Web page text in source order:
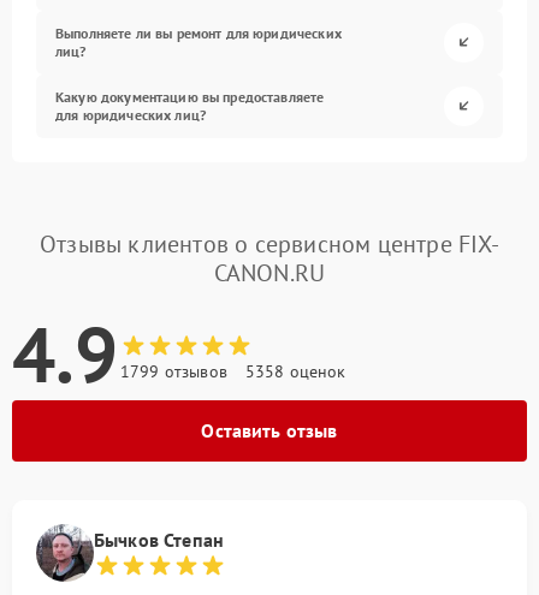
Выполняете ли вы ремонт для юридических
лиц?
Какую документацию вы предоставляете
для юридических лиц?
Отзывы клиентов о сервисном центре FIX-
CANON.RU
4.9 1799 отзывов 5358 оценок
Оставить отзыв
Бычков Степан